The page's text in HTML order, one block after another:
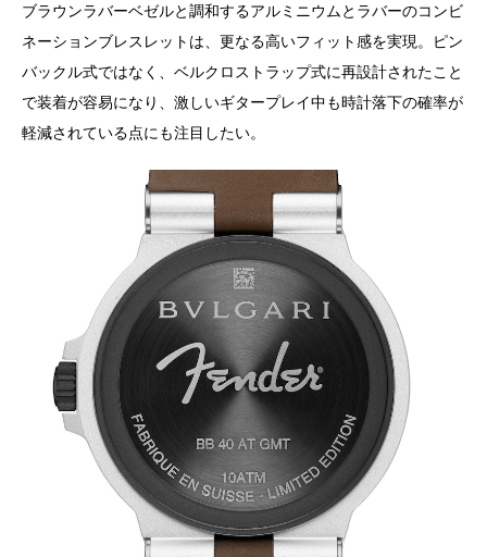
ブラウンラバーベゼルと調和するアルミニウムとラバーのコンビ
ネーションブレスレットは、更なる高いフィット感を実現。ピン
バックル式ではなく、ベルクロストラップ式に再設計されたこと
で装着が容易になり、激しいギタープレイ中も時計落下の確率が
軽減されている点にも注目したい。